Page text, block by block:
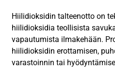
Hiilidioksidin talteenotto on
hiilidioksidia teollisista
vapautumista ilmakehään.
hiilidioksidin erottamisen,
varastoinnin tai